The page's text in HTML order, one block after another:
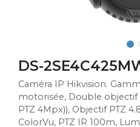
DS-
Caméra IP Hikvision.
motorisée, Double objectif
PTZ 4Mpx)), Objectif PTZ
ColorVu, PTZ IR 100m,